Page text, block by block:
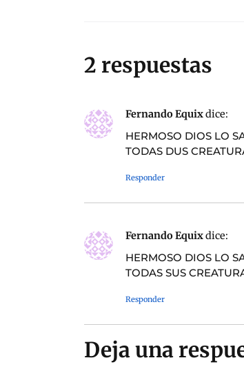
2 respuestas
Fernando Equixdice:
HERMOSO DIOS LO
TODAS DUS
Responder
Fernando Equixdice:
HERMOSO DIOS LO
TODAS SUS
Responder
Deja una